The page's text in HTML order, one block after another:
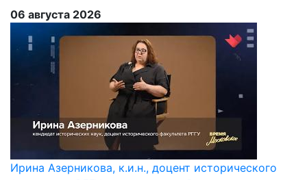
06 августа 2026
Ирина Азерникова, к.и.н., доцент исторического